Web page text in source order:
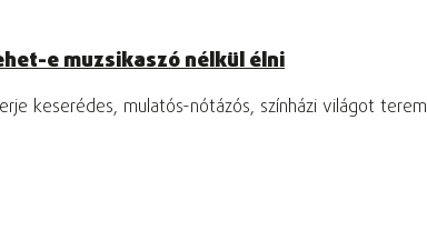
e muzsikaszó nélkül élni
keserédes, mulatós-nótázós, színházi világot